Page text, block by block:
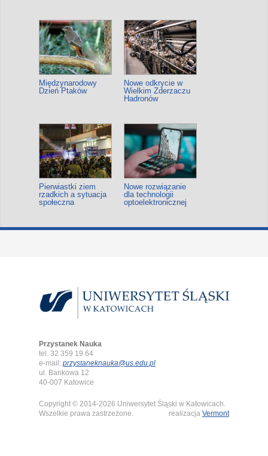
Międzynarodowy
Dzień Ptaków
Nowe odkrycie w
Wielkim Zderzaczu
Hadronów
Pierwiastki ziem
rzadkich a sytuacja
społeczna
Nowe rozwiązanie
dla technologii
optoelektronicznej
Przystanek Nauka
tel. 32 359 19 64
e-mail: przystaneknauka@us.edu.pl
ul. Bankowa 12
40-007 Katowice
Copyright © 2014-2026 Uniwersytet Śląski w Katowicach.
Wszelkie prawa zastrzeżone.
realizacja Vermont